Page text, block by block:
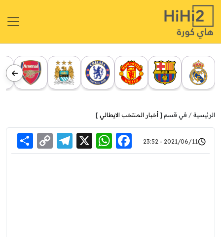
الرئيسية في قسم [ أخبار المنتخب الايطالي ]
2021/06/11 - 23:52
Facebook
WhatsApp
X
Link